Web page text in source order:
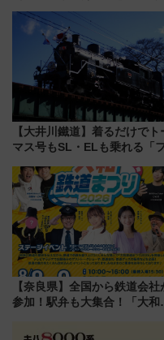
【大井川鐵道】着るだけでト
マス号もSL・ELも乗れる「
受注販売
【奈良県】全国から鉄道会社
参加！駅弁も大集合！「大和
に開催決定